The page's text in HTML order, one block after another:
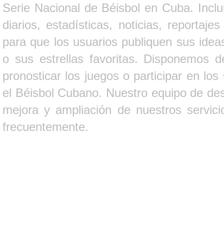
Serie Nacional de Béisbol en Cuba.
diarios, estadísticas, noticias,
para que los usuarios publiquen sus
o sus estrellas favoritas. Disponemos
pronosticar los juegos o participar en
el Béisbol Cubano. Nuestro equipo de
mejora y ampliación de nuestros
frecuentemente.